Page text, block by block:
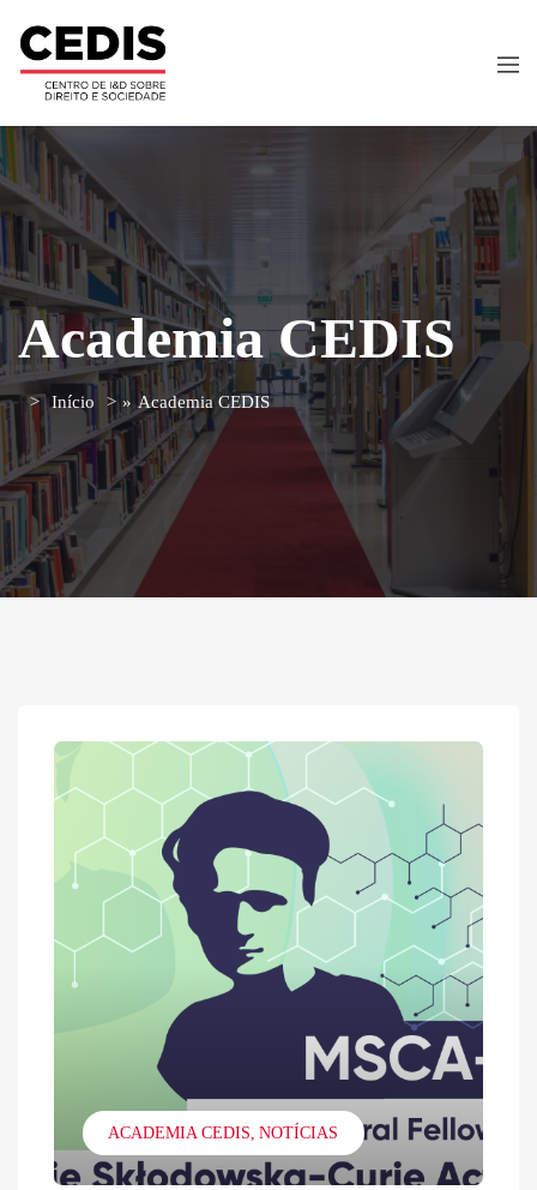
Academia CEDIS
Início » Academia CEDIS
ACADEMIA CEDIS NOTÍCIAS